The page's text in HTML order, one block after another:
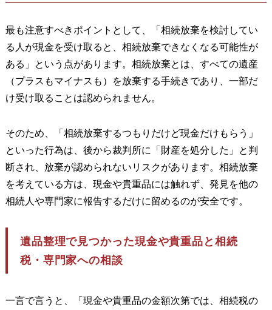
最も注意すべきポイントとして、「相続放棄を検討してい
る人が現金を受け取ると、相続放棄できなくなる可能性が
ある」という点があります。相続放棄とは、すべての遺産
（プラスもマイナスも）を放棄する手続きであり、一部だ
け受け取ることは認められません。
そのため、「相続放棄するつもりだけど現金だけもらう」
といった行為は、後から裁判所に「財産を処分した」と判
断され、放棄が認められないリスクがあります。相続放棄
を考えている方は、現金や貴重品には触れず、発見を他の
相続人や専門家に報告するだけに留めるのが安全です。
遺品整理で見つかった現金や貴重品と相続
税・専門家への相談
一言で言うと、「現金や貴重品の金額次第では、相続税の